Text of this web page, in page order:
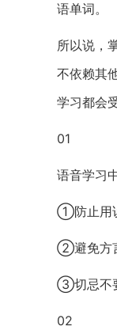
语单词。
所以说，
不依赖其
学习都会
01
语音学习
①防止用
②避免方
③切忌不
02